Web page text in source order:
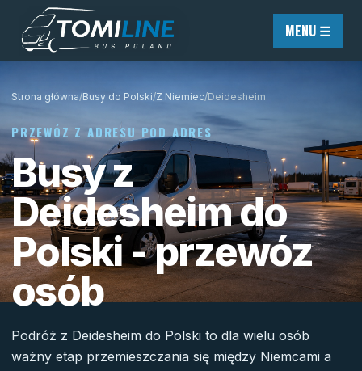
Przejdź do treści
MENU ☰
Strona główna/Busy do Polski/Z Niemiec/Deidesheim
PRZEWÓZ Z ADRESU POD ADRES
Busy z
Deidesheim do
Polski - przewóz
osób
Podróż z Deidesheim do Polski to dla wielu osób
ważny etap przemieszczania się między Niemcami a